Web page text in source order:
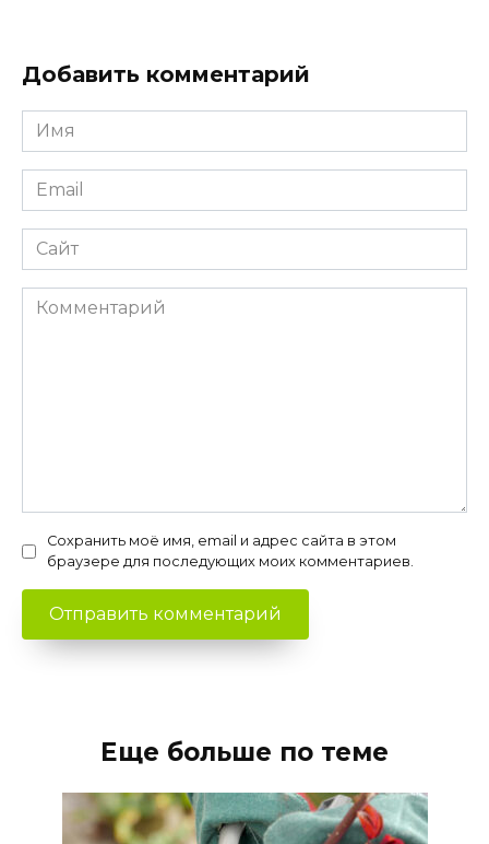
Добавить комментарий
Имя
Email
Сайт
Комментарий
Сохранить моё имя, email и адрес сайта в этом
браузере для последующих моих комментариев.
Еще больше по теме